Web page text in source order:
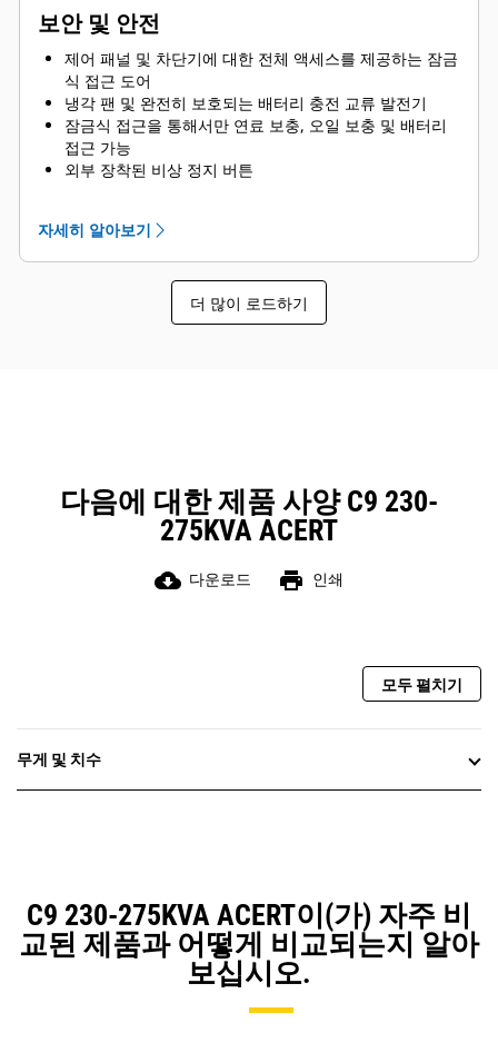
보안 및 안전
제어 패널 및 차단기에 대한 전체 액세스를 제공하는 잠금
식 접근 도어
냉각 팬 및 완전히 보호되는 배터리 충전 교류 발전기
잠금식 접근을 통해서만 연료 보충, 오일 보충 및 배터리
접근 가능
외부 장착된 비상 정지 버튼
설치류를 방지하는 스터브 업 영역
자세히 알아보기
더 많이 로드하기
다음에 대한 제품 사양 C9 230-
275KVA ACERT
cloud_download 다운로드 print 인쇄
모두 펼치기
무게 및 치수
C9 230-275KVA ACERT이(가) 자주 비
교된 제품과 어떻게 비교되는지 알아
보십시오.